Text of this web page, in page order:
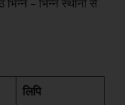
लिपि